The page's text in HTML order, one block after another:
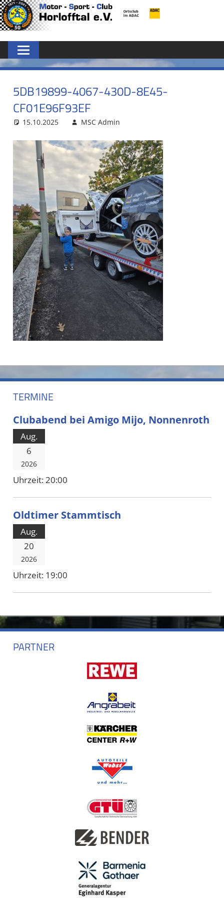
Zum
Inhalt
MSC
HORLOFFTAL
E.V.
5DB19899-4067-430D-8E45-
CF01E96F93EF
15.10.2025 MSC Admin
TERMINE
Clubabend bei Amigo Mijo, Nonnenroth
Aug.
6
2026
Uhrzeit: 20:00
Oldtimer Stammtisch
Aug.
20
2026
Uhrzeit: 19:00
PARTNER